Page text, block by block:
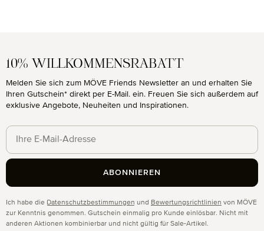
10% WILLKOMMENSRABATT
Melden Sie sich zum MÖVE Friends Newsletter an und erhalten Sie
Ihren Gutschein* direkt per E-Mail. ein. Freuen Sie sich außerdem auf
exklusive Angebote, Neuheiten und Inspirationen.
Ich habe die Datenschutzbestimmungen und Bewertungsrichtlinien von MÖVE
zur Kenntnis genommen. Gutschein einmalig pro Kunde einlösbar. Nicht mit
anderen Aktionen kombinierbar und nicht gültig für Sale-Artikel.
ABONNIEREN